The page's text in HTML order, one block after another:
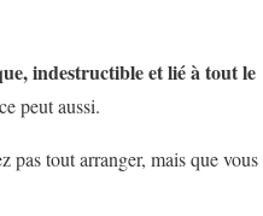
indestructible et lié à tout le
peut aussi.
pas tout arranger, mais que vous